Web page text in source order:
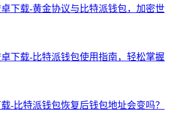
下载-黄金协议与比特派钱包，加密世
下载-比特派钱包使用指南，轻松掌握
-比特派钱包恢复后钱包地址会变吗？